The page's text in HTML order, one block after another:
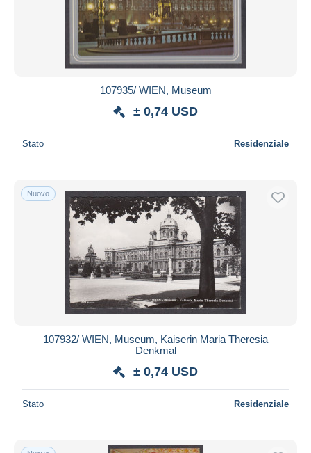
107935/ WIEN, Museum
± 0,74 USD
Stato Residenziale
Nuovo
107932/ WIEN, Museum, Kaiserin Maria Theresia
Denkmal
± 0,74 USD
Stato Residenziale